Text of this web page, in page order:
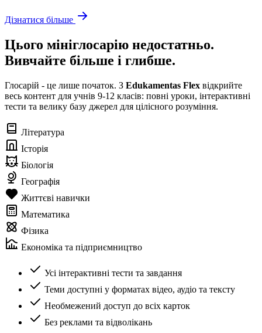
Дізнатися більше
Цього мініглосарію недостатньо.
Вивчайте більше і глибше.
Глосарій - це лише початок. З Edukamentas Flex відкрийте
весь контент для учнів 9-12 класів: повні уроки, інтерактивні
тести та велику базу джерел для цілісного розуміння.
Література
Історія
Біологія
Географія
Життєві навички
Математика
Фізика
Економіка та підприємництво
Усі інтерактивні тести та завдання
Теми доступні у форматах відео, аудіо та тексту
Необмежений доступ до всіх карток
Без реклами та відволікань